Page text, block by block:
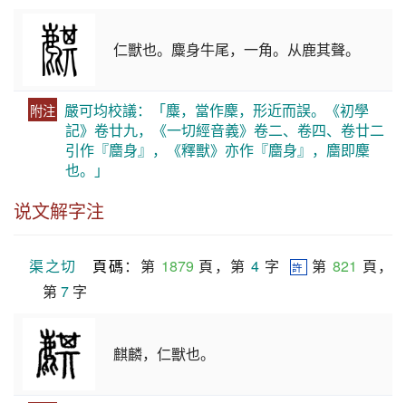
仁獸也。麋身牛尾，一角。从鹿其聲。
附注 嚴可均校議：「麋，當作麇，形近而誤。《初學
記》卷廿九，《一切經音義》卷二、卷四、卷廿二
引作『麕身』，《釋獸》亦作『麕身』，麕即麇
也。」
说文解字注
渠之切 頁碼 ：第 1879 頁，第 4 字 許 第 821 頁，
第 7 字
麒麟，仁獸也。